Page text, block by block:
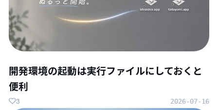
開発環境の起動は実行ファイルにしておくと
便利
2026-07-16
3